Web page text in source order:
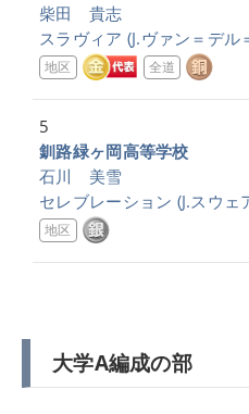
柴田 貴志
スラヴィア (J.ヴァン＝デル
地区 全道
5
釧路緑ヶ岡高等学校
石川 美雪
セレブレーション (J.スウェ
地区
大学A編成の部